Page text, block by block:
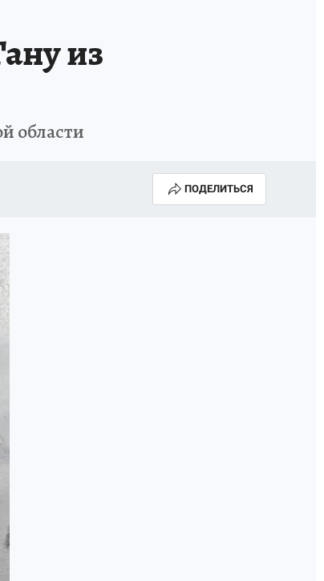
из
области
ПОДЕЛИТЬСЯ